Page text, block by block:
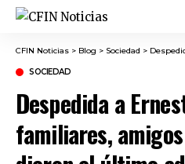
CFIN Noticias > Blog > Sociedad > Despedida a
SOCIEDAD
Despedida a
familiares,